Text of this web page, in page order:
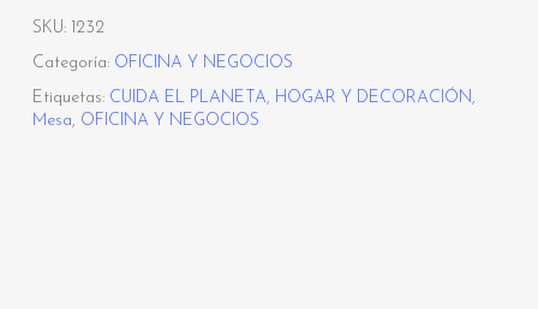
SKU: 1232
Categoría: OFICINA Y NEGOCIOS
Etiquetas: CUIDA EL PLANETA, HOGAR Y DECORACIÓN,
Mesa, OFICINA Y NEGOCIOS